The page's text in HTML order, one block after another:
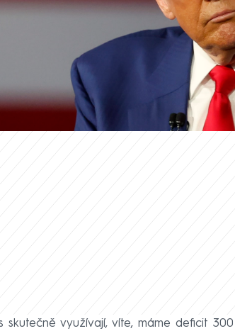
výrobky z Evropské unie budou
podle agentury AFP novinářům
když znovu poukázal na
něj činí 300 miliard dolarů
skutečně využívají, víte, máme deficit